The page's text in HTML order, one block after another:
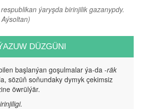
ýaryşda birinjilik gazanypdy.
DÜZGÜNI
başlanýan goşulmalar ýa-da -räk
sözüň soňundaky dymyk çekimsiz
öwrülýär.